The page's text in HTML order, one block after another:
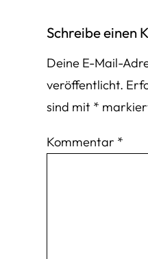
Schreibe einen
Deine E-Mail-
veröffentlicht.
sind mit *
Kommentar *